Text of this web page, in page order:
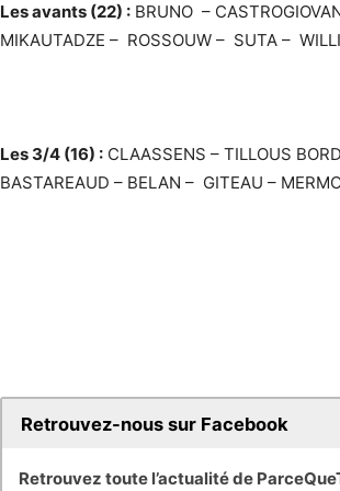
Les avants (22) : BRUNO –
MIKAUTADZE – ROSSOUW – SUTA –
Les 3/4 (16) : CLAASSENS – TILLOUS
BASTAREAUD – BELAN – GITEAU –
Retrouvez-nous sur Facebook
Retrouvez toute l’actualité de